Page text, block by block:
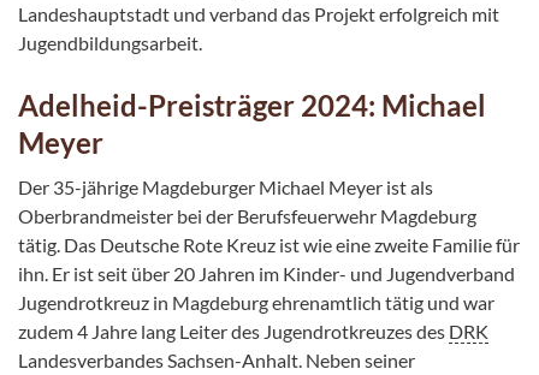
Landeshauptstadt und verband das Projekt erfolgreich mit
Jugendbildungsarbeit.
Adelheid-Preisträger 2024: Michael
Meyer
Der 35-jährige Magdeburger Michael Meyer ist als
Oberbrandmeister bei der Berufsfeuerwehr Magdeburg
tätig. Das Deutsche Rote Kreuz ist wie eine zweite Familie für
ihn. Er ist seit über 20 Jahren im Kinder- und Jugendverband
Jugendrotkreuz in Magdeburg ehrenamtlich tätig und war
zudem 4 Jahre lang Leiter des Jugendrotkreuzes des DRK
Landesverbandes Sachsen-Anhalt. Neben seiner